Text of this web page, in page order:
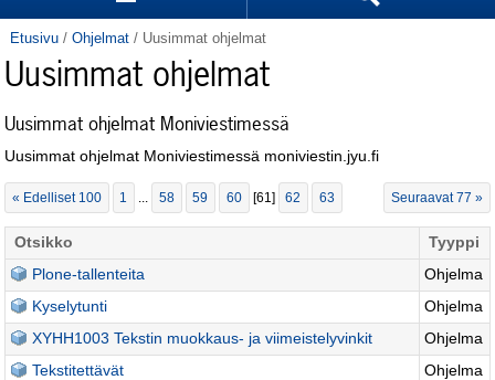
Etusivu / Ohjelmat / Uusimmat ohjelmat
Uusimmat ohjelmat
Uusimmat ohjelmat Moniviestimessä
Uusimmat ohjelmat Moniviestimessä moniviestin.jyu.fi
« Edelliset 100 Seuraavat 77 »
1 58 59 60 61 62 63
Otsikko
Tyyppi
Plone-tallenteita
Ohjelma
Kyselytunti
Ohjelma
XYHH1003 Tekstin muokkaus- ja viimeistelyvinkit
Ohjelma
Tekstitettävät
Ohjelma